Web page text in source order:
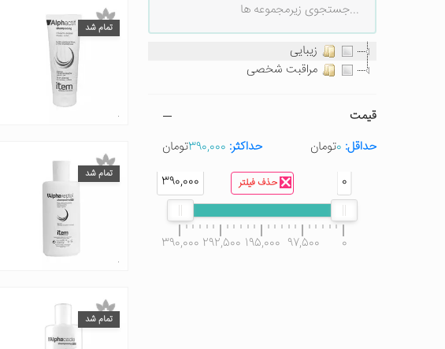
زیبایی
مراقبت شخصی
قیمت
حداقل: 0تومان حداکثر: 390,000تومان
حذف فیلتر 0
390,000
0
97,500
195,000
292,500
390,000
تمام شد
تمام شد
تمام شد